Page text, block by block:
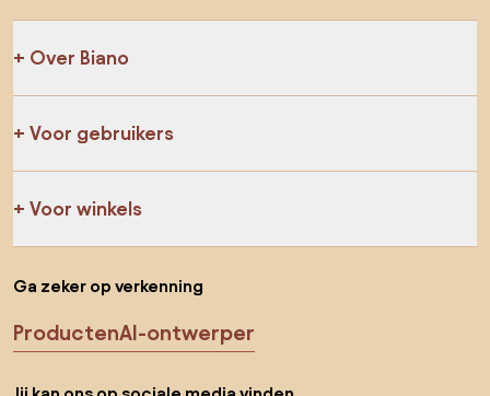
Over Biano
Voor gebruikers
Voor winkels
Ga zeker op verkenning
ProductenAI-ontwerper